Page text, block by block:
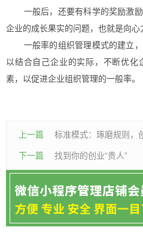
一般后，还要有科学的奖励激励
企业的成长果实的问题，也就是向心
一般率的组织管理模式的建立，
以结合自己企业的实际，不断优化
素，以促进企业组织管理的一般率。
上一篇 标准模式：琢磨规则，
下一篇 找到你的创业“贵人”